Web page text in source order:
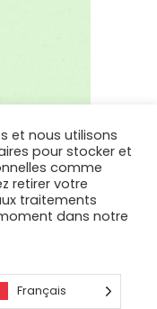
et nous utilisons
pour stocker et
comme
retirer votre
traitements
dans notre
Français